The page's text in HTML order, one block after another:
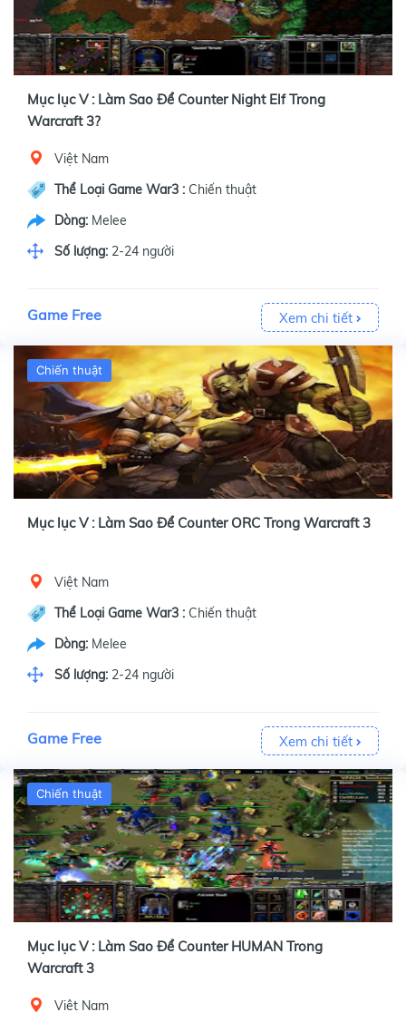
Mục lục V : Làm Sao Để Counter Night Elf Trong
Warcraft 3?
Việt Nam
Thể Loại Game War3 : Chiến thuật
Dòng: Melee
Số lượng: 2-24 người
Game Free Xem chi tiết
Chiến thuật
Mục lục V : Làm Sao Để Counter ORC Trong Warcraft 3
Việt Nam
Thể Loại Game War3 : Chiến thuật
Dòng: Melee
Số lượng: 2-24 người
Game Free Xem chi tiết
Chiến thuật
Mục lục V : Làm Sao Để Counter HUMAN Trong
Warcraft 3
Việt Nam